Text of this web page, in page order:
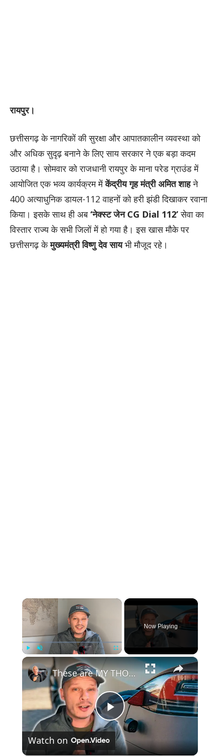
रायपुर।
छत्तीसगढ़ के नागरिकों की सुरक्षा और आपातकालीन व्यवस्था को
और अधिक सुदृढ़ बनाने के लिए साय सरकार ने एक बड़ा कदम
उठाया है। सोमवार को राजधानी रायपुर के माना परेड ग्राउंड में
आयोजित एक भव्य कार्यक्रम मेंकेंद्रीय गृह मंत्री अमित शाहने
400 अत्याधुनिक डायल-112 वाहनों को हरी झंडी दिखाकर रवाना
किया। इसके साथ ही अब ‘नेक्स्ट जेन CG Dial 112’सेवा का
विस्तार राज्य के सभी जिलों में हो गया है। इस खास मौके पर
छत्तीसगढ़ केमुख्यमंत्री विष्णु देव सायभी मौजूद रहे।
×
Play Unmute Fullscreen
Now Playing
×
Play
Video
These are MY THOUGHTS on Electric Vehicles Right Now...
Watch on